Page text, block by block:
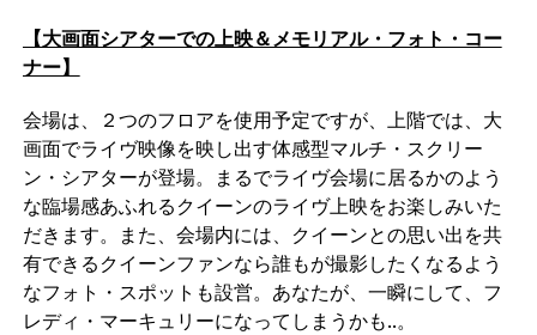
【大画面シアターでの上映＆メモリアル・フォト・コー
ナー】
会場は、２つのフロアを使用予定ですが、上階では、大
画面でライヴ映像を映し出す体感型マルチ・スクリー
ン・シアターが登場。まるでライヴ会場に居るかのよう
な臨場感あふれるクイーンのライヴ上映をお楽しみいた
だきます。また、会場内には、クイーンとの思い出を共
有できるクイーンファンなら誰もが撮影したくなるよう
なフォト・スポットも設営。あなたが、一瞬にして、フ
レディ・マーキュリーになってしまうかも..。